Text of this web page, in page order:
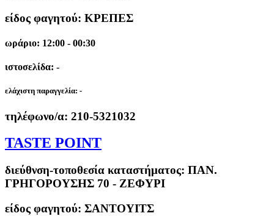
είδος φαγητού: ΚΡΕΠΕΣ
ωράριο: 12:00 - 00:30
ιστοσελίδα: -
ελάχιστη παραγγελία: -
τηλέφωνο/α: 210-5321032
TASTE POINT
διεύθνση-τοποθεσία καταστήματος: ΠΑΝ.
ΓΡΗΓΟΡΟΥΣΗΣ 70 - ΖΕΦΥΡΙ
είδος φαγητού: ΣΑΝΤΟΥΙΤΣ